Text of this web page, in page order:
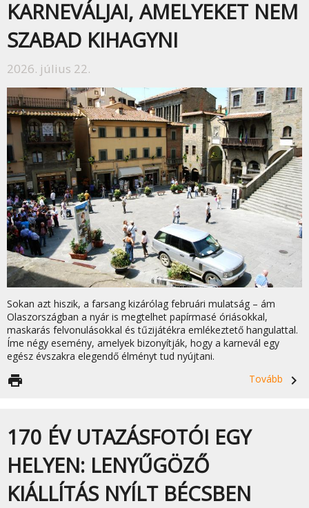
KARNEVÁLJAI, AMELYEKET NEM
SZABAD KIHAGYNI
2026. július 22.
Sokan azt hiszik, a farsang kizárólag februári mulatság – ám
Olaszországban a nyár is megtelhet papírmasé óriásokkal,
maskarás felvonulásokkal és tűzijátékra emlékeztető hangulattal.
Íme négy esemény, amelyek bizonyítják, hogy a karnevál egy
egész évszakra elegendő élményt tud nyújtani.
Tovább
navigate_next
print
170 ÉV UTAZÁSFOTÓI EGY
HELYEN: LENYŰGÖZŐ
KIÁLLÍTÁS NYÍLT BÉCSBEN